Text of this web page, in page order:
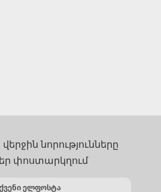
նորությունները
փոստարկղում